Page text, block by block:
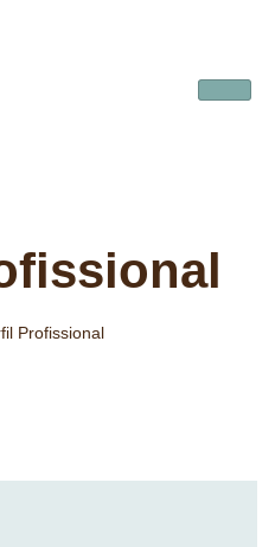
Profissional